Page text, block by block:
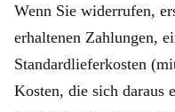
Wenn Sie widerrufen,
erhaltenen Zahlungen,
Standardlieferkosten
Kosten, die sich daraus